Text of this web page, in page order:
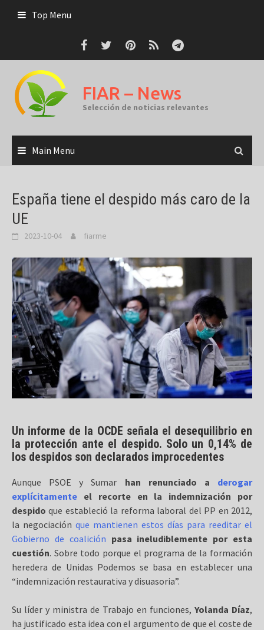
Top Menu
FIAR – News
Selección de noticias relevantes
Main Menu
España tiene el despido más caro de la
UE
2023-10-04 fiarme
Un informe de la OCDE señala el desequilibrio en
la protección ante el despido. Solo un 0,14% de
los despidos son declarados improcedentes
Aunque PSOE y Sumar han renunciado a derogar
explícitamente el recorte en la indemnización por
despido que estableció la reforma laboral del PP en 2012,
la negociación que mantienen estos días para reeditar el
Gobierno de coalición pasa ineludiblemente por esta
cuestión. Sobre todo porque el programa de la formación
heredera de Unidas Podemos se basa en establecer una
“indemnización restaurativa y disuasoria”.
Su líder y ministra de Trabajo en funciones, Yolanda Díaz,
ha justificado esta idea con el argumento de que el coste de